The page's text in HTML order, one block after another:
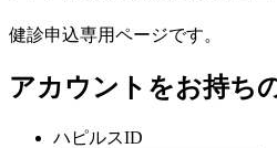
健診申込専用ページです。
アカウントをお持ち
ハピルスID